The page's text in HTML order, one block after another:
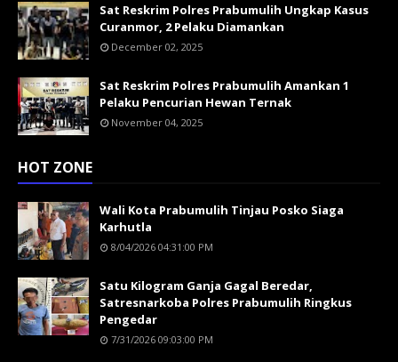
Sat Reskrim Polres Prabumulih Ungkap Kasus
Curanmor, 2 Pelaku Diamankan
December 02, 2025
Sat Reskrim Polres Prabumulih Amankan 1
Pelaku Pencurian Hewan Ternak
November 04, 2025
HOT ZONE
Wali Kota Prabumulih Tinjau Posko Siaga
Karhutla
8/04/2026 04:31:00 PM
Satu Kilogram Ganja Gagal Beredar,
Satresnarkoba Polres Prabumulih Ringkus
Pengedar
7/31/2026 09:03:00 PM